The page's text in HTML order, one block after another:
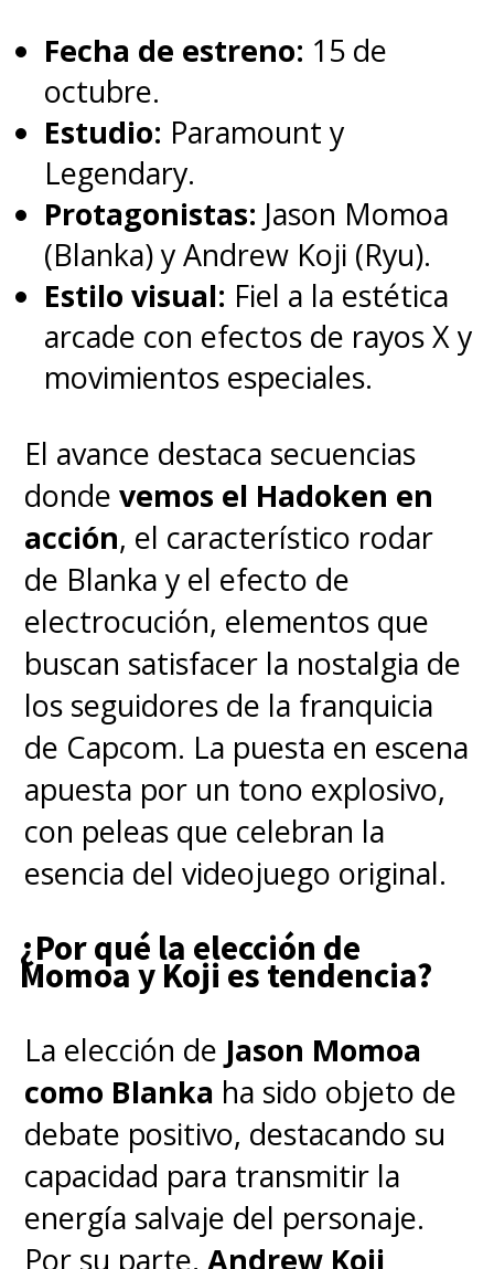
mundo simulado al ser la última
esperanza de la humanidad
como el profetizado Elegido.
La historia continuó en 2003 con
las secuelas,The Matrix Reloaded
The Matrix Revolutions, que
siguen dividiendo hasta la
actualidad, y contó con varios
videojuegos y una fantástica
película de anime antológica
conocida como The Animatrix.
En 2021, la franquicia revivió
conThe Matrix Resurrections
(Matrix Resurrecciones), la cual
contó con buenas críticas, pero
no logró convencer en taquilla al
haberse estrenado en
simultáneo en cines y streaming,
fórmula que, incluso,derivó en
una demanda contra el
estudiopor parte dela
productoraVillage Roadshow,
que cofinanció la película
Ahora, pueden revivir todas las
entregas cinematográficas de
Matrixen el streamingMax.
Fecha de estreno: 15 de
octubre.
Estudio: Paramount y
Legendary.
Protagonistas: Jason Momoa
(Blanka) y Andrew Koji (Ryu).
Estilo visual: Fiel a la estética
arcade con efectos de rayos X y
movimientos especiales.
El avance destaca secuencias
dondevemos el Hadoken en
acción, el característico rodar
de Blanka y el efecto de
electrocución, elementos que
buscan satisfacer la nostalgia de
los seguidores de la franquicia
de Capcom. La puesta en escena
apuesta por un tono explosivo,
con peleas que celebran la
esencia del videojuego original.
¿Por qué la elección de
Momoa y Koji es tendencia?
La elección de Jason Momoa
como Blanka ha sido objeto de
debate positivo, destacando su
capacidad para transmitir la
energía salvaje del personaje.
Por su parte,Andrew Koji